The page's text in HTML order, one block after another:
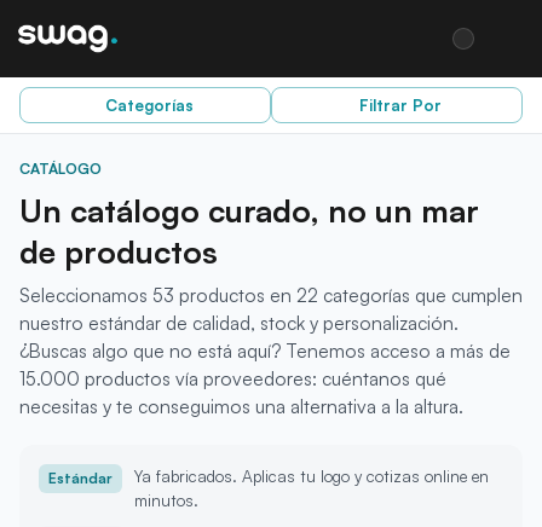
Categorías Filtrar Por
CATÁLOGO
Un catálogo curado, no un mar
de productos
Seleccionamos 53 productos en 22 categorías que cumplen
nuestro estándar de calidad, stock y personalización.
¿Buscas algo que no está aquí? Tenemos acceso a más de
15.000 productos vía proveedores: cuéntanos qué
necesitas y te conseguimos una alternativa a la altura.
Estándar
Ya fabricados. Aplicas tu logo y cotizas online en
minutos.